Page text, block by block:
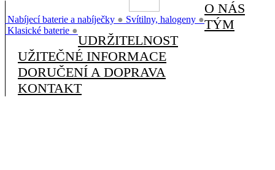
Nabíjecí baterie a nabíječky ● Svítilny, halogeny ●
Klasické baterie ●
O NÁS
TÝM
UDRŽITELNOST
UŽITEČNÉ INFORMACE
DORUČENÍ A DOPRAVA
KONTAKT